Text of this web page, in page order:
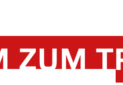
ZUM